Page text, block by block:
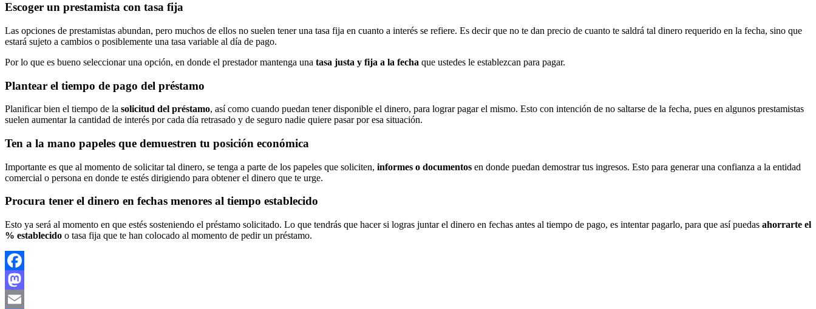
Escoger un prestamista con tasa fija
Las opciones de prestamistas abundan, pero muchos de ellos no suelen tener una tasa fija en cuanto a interés se refiere. Es decir que no te dan precio de cuanto te saldrá tal dinero requerido en la fecha, sino que
estará sujeto a cambios o posiblemente una tasa variable al día de pago.
Por lo que es bueno seleccionar una opción, en donde el prestador mantenga una tasa justa y fija a la fecha que ustedes le establezcan para pagar.
Plantear el tiempo de pago del préstamo
Planificar bien el tiempo de la solicitud del préstamo, así como cuando puedan tener disponible el dinero, para lograr pagar el mismo. Esto con intención de no saltarse de la fecha, pues en algunos prestamistas
suelen aumentar la cantidad de interés por cada día retrasado y de seguro nadie quiere pasar por esa situación.
Ten a la mano papeles que demuestren tu posición económica
Importante es que al momento de solicitar tal dinero, se tenga a parte de los papeles que soliciten, informes o documentos en donde puedan demostrar tus ingresos. Esto para generar una confianza a la entidad
comercial o persona en donde te estés dirigiendo para obtener el dinero que te urge.
Procura tener el dinero en fechas menores al tiempo establecido
Esto ya será al momento en que estés sosteniendo el préstamo solicitado. Lo que tendrás que hacer si logras juntar el dinero en fechas antes al tiempo de pago, es intentar pagarlo, para que así puedas ahorrarte el
% establecido o tasa fija que te han colocado al momento de pedir un préstamo.
Facebook
Mastodon